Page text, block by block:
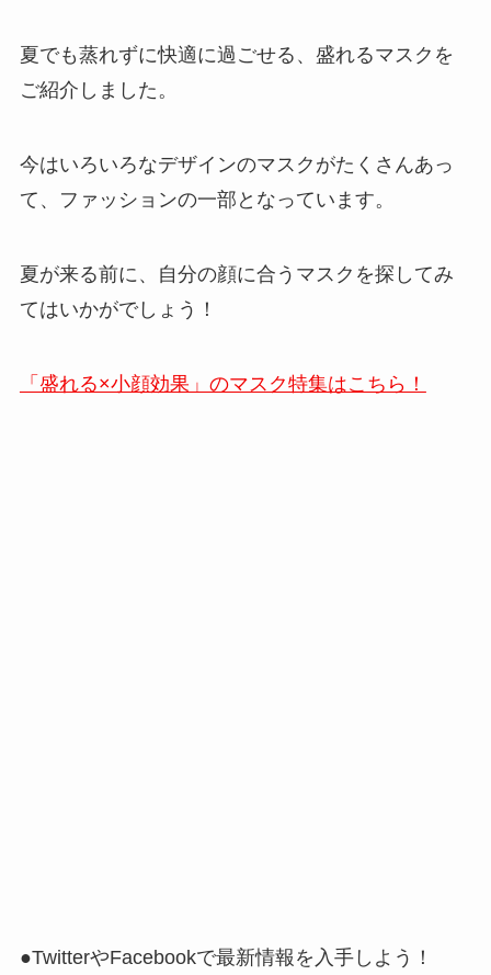
夏でも蒸れずに快適に過ごせる、盛れるマスクを
ご紹介しました。
今はいろいろなデザインのマスクがたくさんあっ
て、ファッションの一部となっています。
夏が来る前に、自分の顔に合うマスクを探してみ
てはいかがでしょう！
「盛れる×小顔効果」のマスク特集はこちら！
●TwitterやFacebookで最新情報を入手しよう！